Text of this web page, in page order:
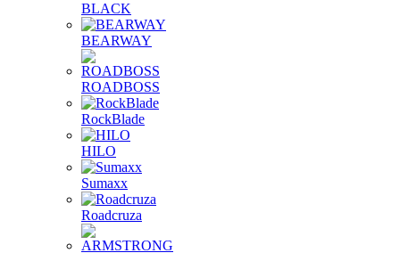
BLACK
BEARWAY
ROADBOSS
RockBlade
HILO
Sumaxx
Roadcruza